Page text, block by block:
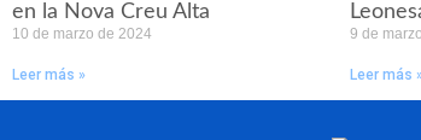
en la Nova Creu Alta
10 de marzo de 2024
Leer más »
9 de
Leer más